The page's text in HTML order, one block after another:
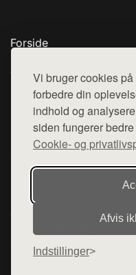
Vi bruger cookies
forbedre din
indhold og
siden fungerer
Cookie- og
Afvis
Indstillinger
Forside
Top Rabatter
Blog
Kontakt
Denne side er en del af
hjemmesider med
diverse webshops. Der
varerne på lager.